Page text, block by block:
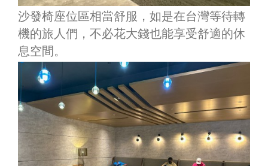
沙發椅座位區相當舒服，如是在台灣等待轉
機的旅人們，不必花大錢也能享受舒適的休
息空間。